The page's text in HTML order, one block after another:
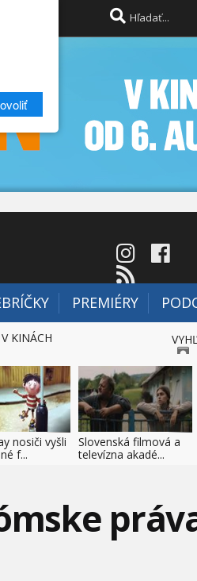
PREMIÉRY
KINÁCH
nosiči vyšli
f...
Slovenská filmová a
televízna akadé...